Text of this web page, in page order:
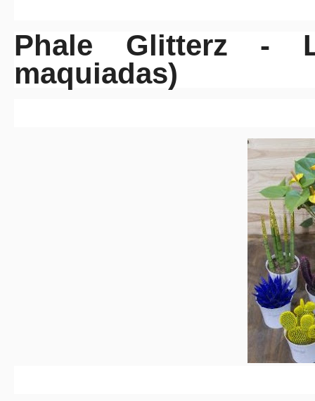
Phale Glitterz -
maquiadas)